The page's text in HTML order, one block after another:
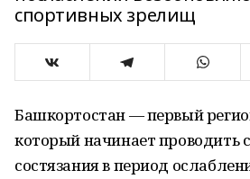
спортивных зрелищ
Башкортостан — первый
который начинает проводить
состязания в период